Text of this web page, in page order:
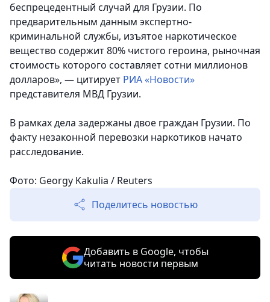
беспрецедентный случай для Грузии. По
предварительным данным экспертно-
криминальной службы, изъятое наркотическое
вещество содержит 80% чистого героина, рыночная
стоимость которого составляет сотни миллионов
долларов», — цитирует РИА «Новости»
представителя МВД Грузии.
В рамках дела задержаны двое граждан Грузии. По
факту незаконной перевозки наркотиков начато
расследование.
Фото: Georgy Kakulia / Reuters
Поделитесь новостью
Добавить в Google, чтобы
читать новости первым